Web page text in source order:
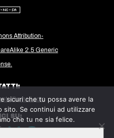
Attribution-
2.5 Generic
SU:
sicuri che tu possa avere la
sito. Se continui ad utilizzare
che tu ne sia felice.